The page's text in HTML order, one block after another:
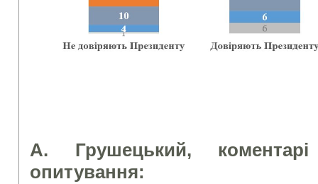
А. Грушецький,
опитування: